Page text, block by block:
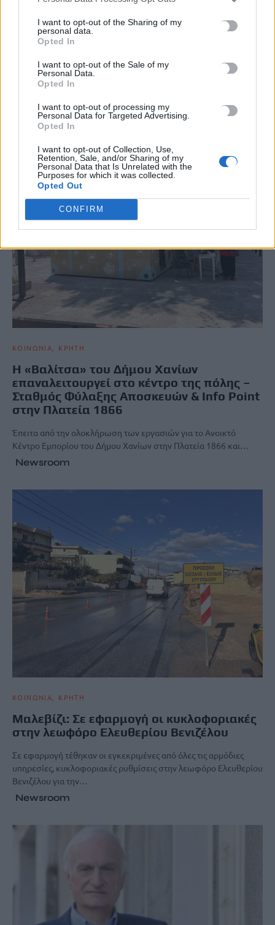
I want to opt-out of the Sharing of my
personal data.
Opted In
I want to opt-out of the Sale of my
Personal Data.
Opted In
I want to opt-out of processing my
Personal Data for Targeted Advertising.
Opted In
I want to opt-out of Collection, Use,
Retention, Sale, and/or Sharing of my
Personal Data that Is Unrelated with the
Purposes for which it was collected.
Opted Out
CONFIRM
ΕΝΤΙΚ # ΣΥΜΜΟΡΙΑ
ΣΧΕΤΙΚΆ ΆΡΘΡΑ
ΚΟΙΝΩΝΙΑ ΚΡΗΤΗ
Η «Βαλίτσα» του Δήμου Χανίων
επαναλειτουργεί στο κέντρο της πόλης –
Σταθμός Φύλαξης Αποσκευών & Info Point
στην Πλατεία 1866
Έπειτα από την ολοκλήρωση των εργασιών για το Ανοικτό
Κέντρο Εμπορίου του Δήμου Χανίων στην Πλατεία 1866 και…
Newsroom
ΚΟΙΝΩΝΙΑ ΚΡΗΤΗ
Μαλεβίζι: Σε εφαρμογή οι κυκλοφοριακές
στην λεωφόρο Ελευθερίου Βενιζέλου
Σε εφαρμογή τέθηκαν οι εγκεκριμένες από όλες τις αρμόδιες
υπηρεσίες, κυκλοφοριακές ρυθμίσεις στην λεωφόρο Ελευθερίου
Βενιζέλου για την…
Newsroom